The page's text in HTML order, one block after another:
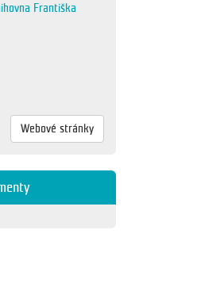
Františka
Webové stránky